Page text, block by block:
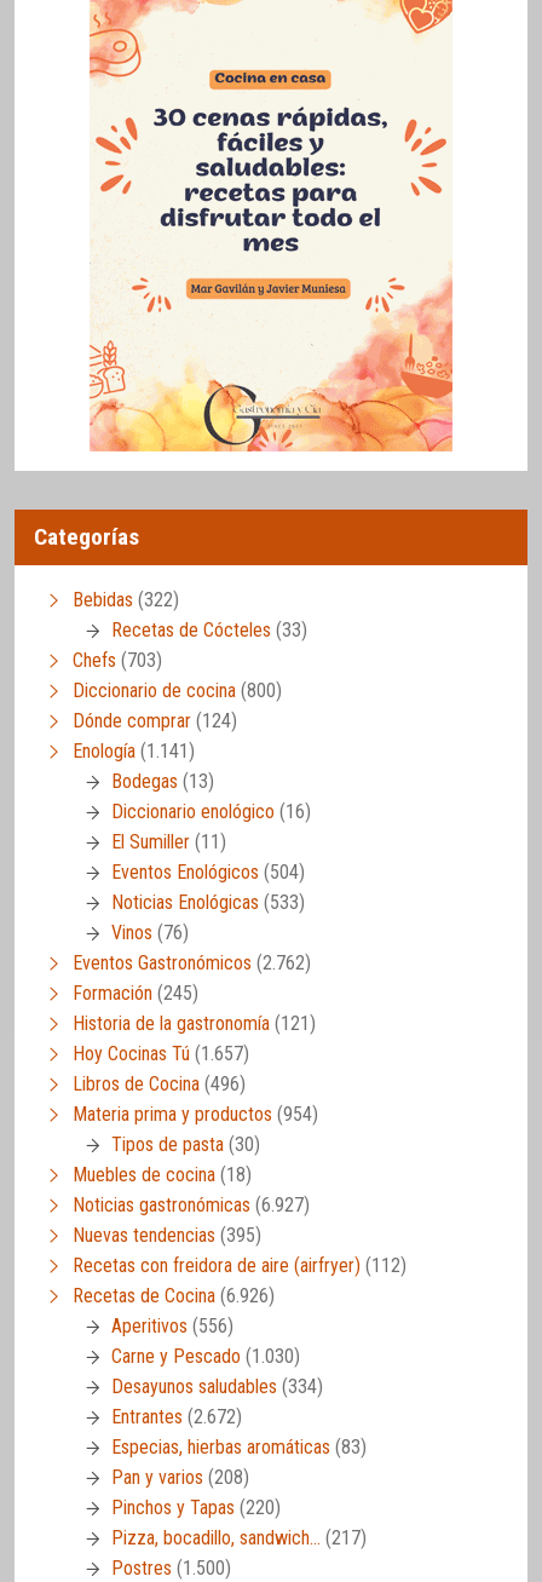
Categorías
Bebidas (322)
Recetas de Cócteles (33)
Chefs (703)
Diccionario de cocina (800)
Dónde comprar (124)
Enología (1.141)
Bodegas (13)
Diccionario enológico (16)
El Sumiller (11)
Eventos Enológicos (504)
Noticias Enológicas (533)
Vinos (76)
Eventos Gastronómicos (2.762)
Formación (245)
Historia de la gastronomía (121)
Hoy Cocinas Tú (1.657)
Libros de Cocina (496)
Materia prima y productos (954)
Tipos de pasta (30)
Muebles de cocina (18)
Noticias gastronómicas (6.927)
Nuevas tendencias (395)
Recetas con freidora de aire (airfryer) (112)
Recetas de Cocina (6.926)
Aperitivos (556)
Carne y Pescado (1.030)
Desayunos saludables (334)
Entrantes (2.672)
Especias, hierbas aromáticas (83)
Pan y varios (208)
Pinchos y Tapas (220)
Pizza, bocadillo, sandwich… (217)
Postres (1.500)